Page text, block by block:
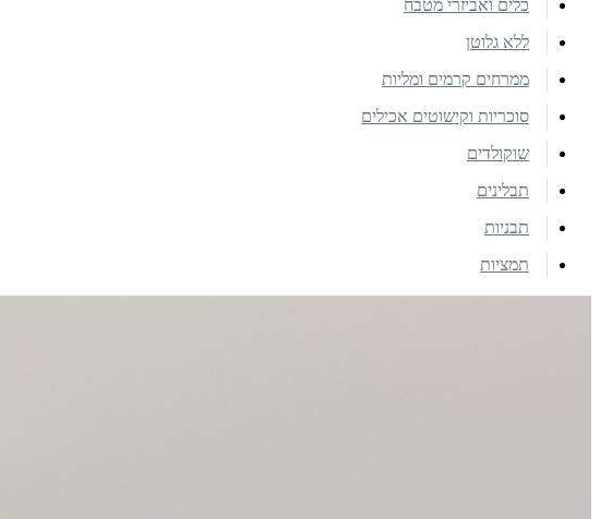
כלים ואביזרי מטבח
ללא גלוטן
ממרחים קרמים ומליות
סוכריות וקישוטים אכילים
שוקולדים
תבלינים
תבניות
תמציות